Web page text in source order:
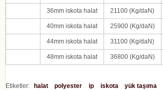
36mm iskota halat 21100 (Kg/daN)
40mm iskota halat 25900 (Kg/daN)
44mm iskota halat 31100 (Kg/daN)
48mm iskota halat 36800 (Kg/daN)
Etiketler: halat polyester ip iskota yük taşıma